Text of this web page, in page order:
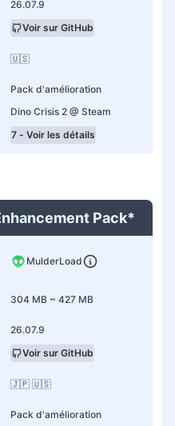
26.07.9
Voir sur GitHub
🇺🇸
Pack d'amélioration
Dino Crisis 2 @ Steam
7 - Voir les détails
Pack*
MulderLoad
304 MB ~ 427 MB
26.07.9
Voir sur GitHub
🇯🇵 🇺🇸
Pack d'amélioration